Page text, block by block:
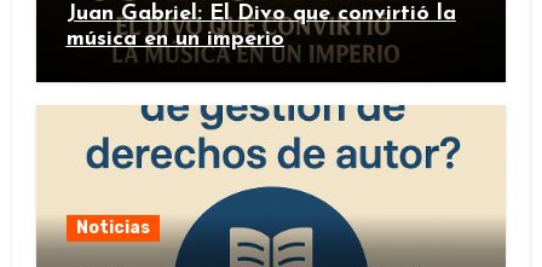
Juan Gabriel: El Divo que convirtió la
música en un imperio
Noticias